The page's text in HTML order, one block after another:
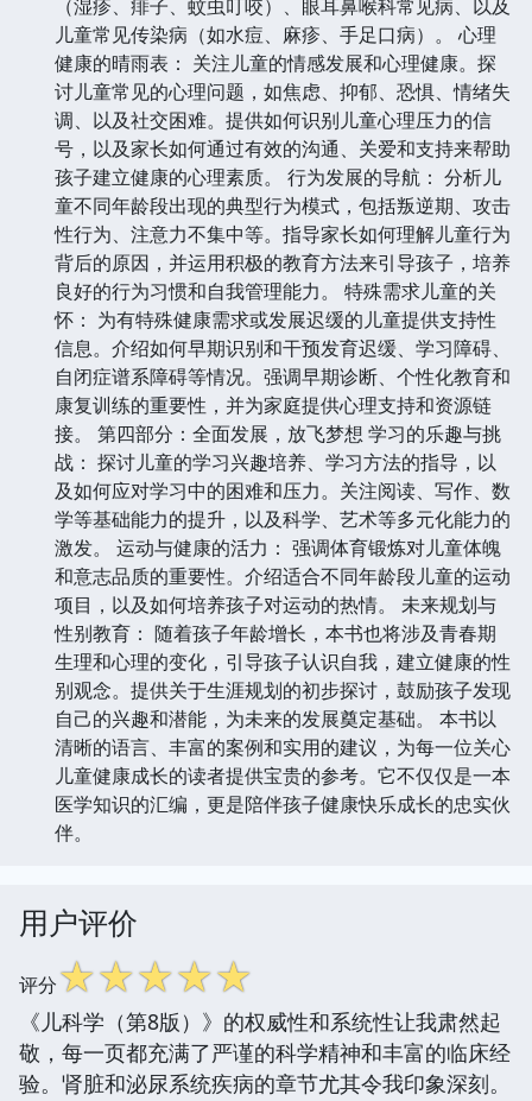
（湿疹、痱子、蚊虫叮咬）、眼耳鼻喉科常见病、以及
儿童常见传染病（如水痘、麻疹、手足口病）。 心理
健康的晴雨表： 关注儿童的情感发展和心理健康。探
讨儿童常见的心理问题，如焦虑、抑郁、恐惧、情绪失
调、以及社交困难。提供如何识别儿童心理压力的信
号，以及家长如何通过有效的沟通、关爱和支持来帮助
孩子建立健康的心理素质。 行为发展的导航： 分析儿
童不同年龄段出现的典型行为模式，包括叛逆期、攻击
性行为、注意力不集中等。指导家长如何理解儿童行为
背后的原因，并运用积极的教育方法来引导孩子，培养
良好的行为习惯和自我管理能力。 特殊需求儿童的关
怀： 为有特殊健康需求或发展迟缓的儿童提供支持性
信息。介绍如何早期识别和干预发育迟缓、学习障碍、
自闭症谱系障碍等情况。强调早期诊断、个性化教育和
康复训练的重要性，并为家庭提供心理支持和资源链
接。 第四部分：全面发展，放飞梦想 学习的乐趣与挑
战： 探讨儿童的学习兴趣培养、学习方法的指导，以
及如何应对学习中的困难和压力。关注阅读、写作、数
学等基础能力的提升，以及科学、艺术等多元化能力的
激发。 运动与健康的活力： 强调体育锻炼对儿童体魄
和意志品质的重要性。介绍适合不同年龄段儿童的运动
项目，以及如何培养孩子对运动的热情。 未来规划与
性别教育： 随着孩子年龄增长，本书也将涉及青春期
生理和心理的变化，引导孩子认识自我，建立健康的性
别观念。提供关于生涯规划的初步探讨，鼓励孩子发现
自己的兴趣和潜能，为未来的发展奠定基础。 本书以
清晰的语言、丰富的案例和实用的建议，为每一位关心
儿童健康成长的读者提供宝贵的参考。它不仅仅是一本
医学知识的汇编，更是陪伴孩子健康快乐成长的忠实伙
伴。
用户评价
评分☆☆☆☆☆
《儿科学（第8版）》的权威性和系统性让我肃然起
敬，每一页都充满了严谨的科学精神和丰富的临床经
验。肾脏和泌尿系统疾病的章节尤其令我印象深刻。